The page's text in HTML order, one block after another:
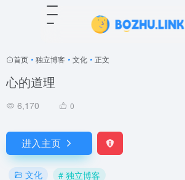
首页 • 独立博客 • 文化 • 正文
心的道理
6,170 0
进入主页
文化 # 独立博客